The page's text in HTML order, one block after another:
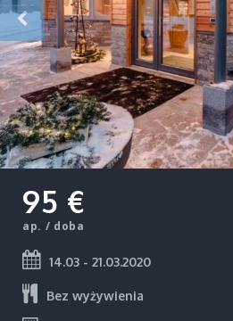
95 €
ap. / doba
14.03 - 21.03.2020
Bez wyżywienia